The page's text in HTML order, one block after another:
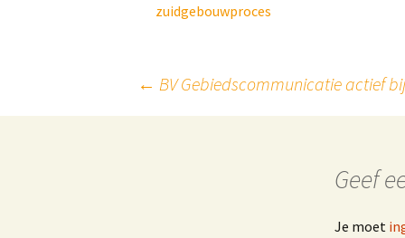
zuidgebouwproces
← BV Gebiedscommunicatie actief
Geef
Je moet